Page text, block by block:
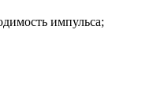
импульса;